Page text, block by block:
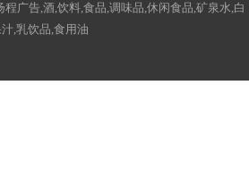
广告,酒,饮料,食品,调味品,休闲食品,矿泉水,白
,乳饮品,食用油